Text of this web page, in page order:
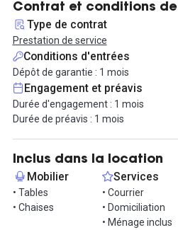
A louer un bureau privatif de 12 m²,
travail, vos collaborateurs seront
travail. A disposition tous les
collaboratif et de ses services
L'accueil, le salon détente, les
l'espace cuisine pour déjeuner et
accessibles par tous vos
Tout est inclus dans le loyer,
Contactez nous pour organiser une
Contrat et conditions
Type de contrat
Prestation de service
Conditions d'entrées
Dépôt de garantie : 1 mois
Engagement et préavis
Durée d'engagement : 1 mois
Durée de préavis : 1 mois
Inclus dans la location
Mobilier
• Tables
• Chaises
Services
• Courrier
• Domiciliation
• Ménage inclus